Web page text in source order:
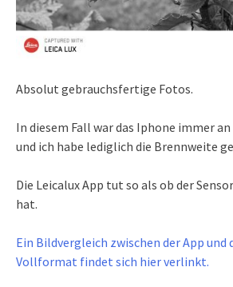
Absolut gebrauchsfertige Fotos.
In diesem Fall war das Iphone immer
und ich habe lediglich die Brennweite
Die Leicalux App tut so als ob der
hat.
Ein Bildvergleich zwischen der App und
Vollformat findet sich hier verlinkt.